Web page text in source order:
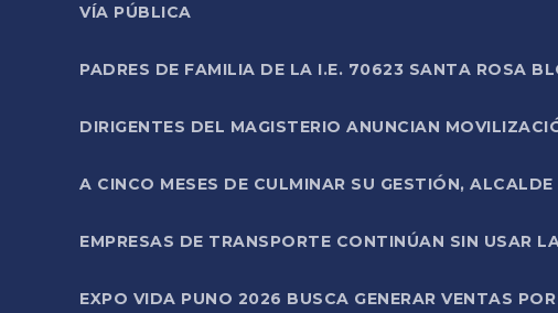
VÍA PÚBLICA
PADRES DE FAMILIA DE LA I.E. 70623 SANTA ROSA
DIRIGENTES DEL MAGISTERIO ANUNCIAN
A CINCO MESES DE CULMINAR SU GESTIÓN,
EMPRESAS DE TRANSPORTE CONTINÚAN SIN USAR
EXPO VIDA PUNO 2026 BUSCA GENERAR VENTAS